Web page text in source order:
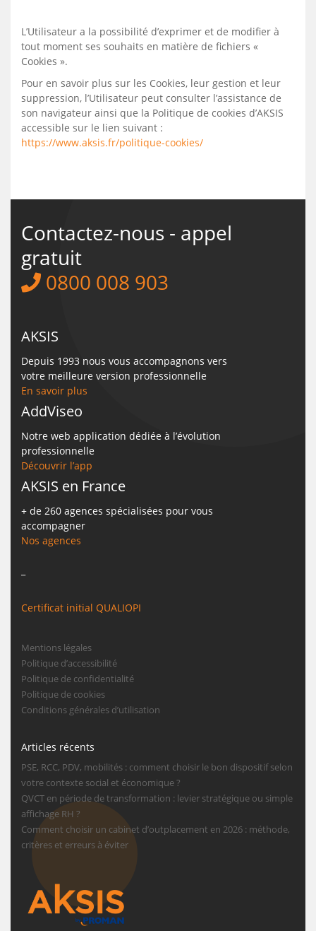
L’Utilisateur a la possibilité d’exprimer et de modifier à
tout moment ses souhaits en matière de fichiers «
Cookies ».
Pour en savoir plus sur les Cookies, leur gestion et leur
suppression, l’Utilisateur peut consulter l’assistance de
son navigateur ainsi que la Politique de cookies d’AKSIS
accessible sur le lien suivant :
https://www.aksis.fr/politique-cookies/
Contactez-nous - appel
gratuit
0800 008 903
AKSIS
Depuis 1993 nous vous accompagnons vers
votre meilleure version professionnelle
En savoir plus
AddViseo
Notre web application dédiée à l’évolution
professionnelle
Découvrir l’app
AKSIS en France
+ de 260 agences spécialisées pour vous
accompagner
Nos agences
Certificat initial QUALIOPI
Mentions légales
Politique d’accessibilité
Politique de confidentialité
Politique de cookies
Conditions générales d’utilisation
Articles récents
PSE, RCC, PDV, mobilités : comment choisir le bon dispositif selon
votre contexte social et économique ?
QVCT en période de transformation : levier stratégique ou simple
affichage RH ?
Comment choisir un cabinet d’outplacement en 2026 : méthode,
critères et erreurs à éviter